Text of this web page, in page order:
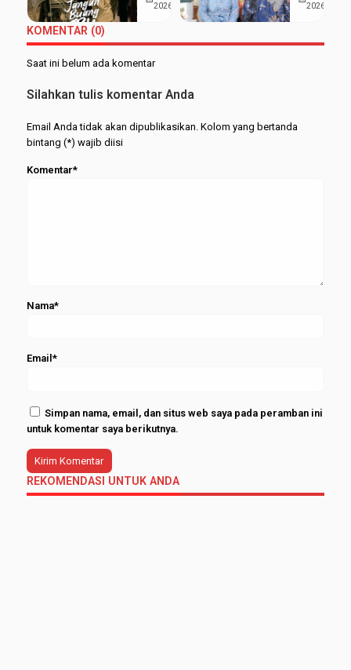
Pasar
Buang Ibu
Balik
Anak
2026
Kuliah
2026
KOMENTAR (0)
Saat ini belum ada komentar
Silahkan tulis komentar Anda
Email Anda tidak akan dipublikasikan. Kolom yang bertanda
bintang (*) wajib diisi
Komentar*
Nama*
Email*
Simpan nama, email, dan situs web saya pada peramban ini
untuk komentar saya berikutnya.
REKOMENDASI UNTUK ANDA